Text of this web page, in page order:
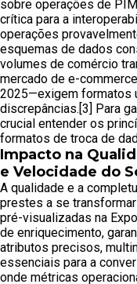
sobre operações de
crítica para a
operações
esquemas de dados
volumes de comércio
mercado de e-
2025—exigem formatos
discrepâncias.[3] Para
crucial entender os
formatos de troca de
Impacto na
e Velocidade do
A qualidade e a
prestes a se
pré-visualizadas na
de enriquecimento,
atributos precisos,
essenciais para a
onde métricas